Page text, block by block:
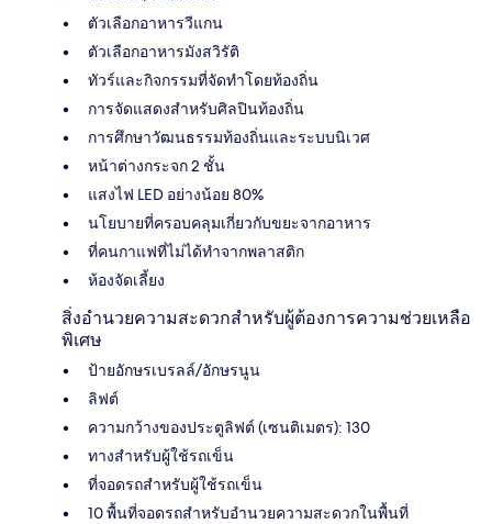
ตัวเลือกอาหารวีแกน
ตัวเลือกอาหารมังสวิรัติ
ทัวร์และกิจกรรมที่จัดทำโดยท้องถิ่น
การจัดแสดงสำหรับศิลปินท้องถิ่น
การศึกษาวัฒนธรรมท้องถิ่นและระบบนิเวศ
หน้าต่างกระจก 2 ชั้น
แสงไฟ LED อย่างน้อย 80%
นโยบายที่ครอบคลุมเกี่ยวกับขยะจากอาหาร
ที่คนกาแฟที่ไม่ได้ทำจากพลาสติก
ห้องจัดเลี้ยง
สิ่งอำนวยความสะดวกสำหรับผู้ต้องการความช่วยเหลือ
พิเศษ
ป้ายอักษรเบรลล์/อักษรนูน
ลิฟต์
ความกว้างของประตูลิฟต์ (เซนติเมตร): 130
ทางสำหรับผู้ใช้รถเข็น
ที่จอดรถสำหรับผู้ใช้รถเข็น
10 พื้นที่จอดรถสำหรับอำนวยความสะดวกในพื้นที่